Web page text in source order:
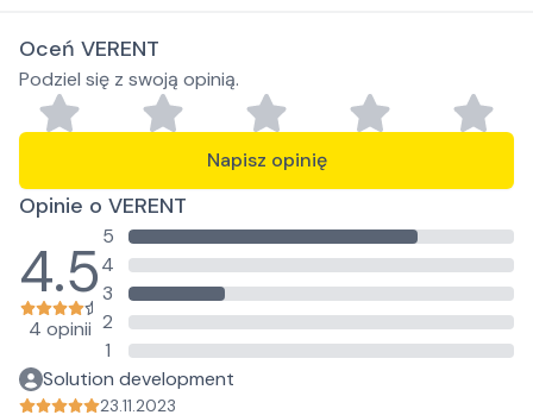
Oceń VERENT
Podziel się z swoją opinią.
Napisz opinię
Opinie o VERENT
4.5
4 opinii
5
4
3
2
1
Solution development
23.11.2023